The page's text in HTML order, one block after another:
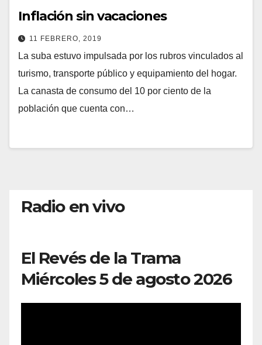
Inflación sin vacaciones
11 FEBRERO, 2019
La suba estuvo impulsada por los rubros vinculados al
turismo, transporte público y equipamiento del hogar.
La canasta de consumo del 10 por ciento de la
población que cuenta con…
Radio en vivo
El Revés de la Trama
Miércoles 5 de agosto 2026